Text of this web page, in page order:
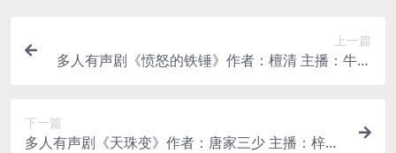
上一篇
多人有声剧《愤怒的铁锤》作者：檀清 主播：牛大
下一篇
多人有声剧《天珠变》作者：唐家三少 主播：梓辰